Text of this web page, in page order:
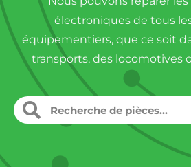
électroniques de tous
équipementiers, que ce soit
transports, des locomotives